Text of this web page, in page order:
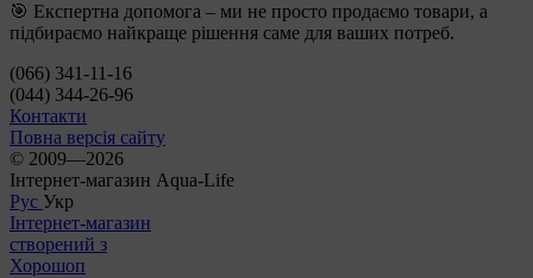
🎯 Експертна допомога – ми не просто продаємо товари, а
підбираємо найкраще рішення саме для ваших потреб.
(066) 341-11-16
(044) 344-26-96
Контакти
Повна версія сайту
© 2009—2026
Інтернет-магазин Aqua-Life
Рус Укр
Інтернет-магазин
створений з
Хорошоп